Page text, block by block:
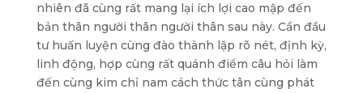
nhiên đã cùng rất mang lại ích lợi cao mập đến
bản thân người thân người thân sau này. Cần đầu
tư huấn luyện cùng đào thành lập rõ nét, định kỳ,
linh động, hợp cùng rất quánh điểm câu hỏi làm
đến cùng kim chỉ nam cách thức tân cùng phát